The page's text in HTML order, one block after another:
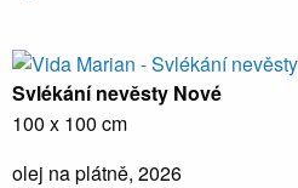
Svlékání nevěsty Nové
100 x 100 cm
olej na plátně, 2026